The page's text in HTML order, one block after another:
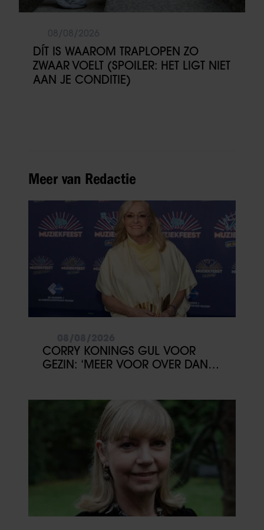
DÍT IS WAAROM TRAPLOPEN ZO
ZWAAR VOELT (SPOILER: HET LIGT NIET
AAN JE CONDITIE)
Meer van Redactie
CORRY KONINGS GUL VOOR
GEZIN: ‘MEER VOOR OVER DAN